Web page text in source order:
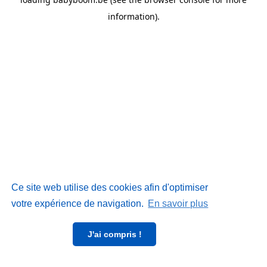
Ce site web utilise des cookies afin d'optimiser
votre expérience de navigation. En savoir plus
J'ai compris !
information).